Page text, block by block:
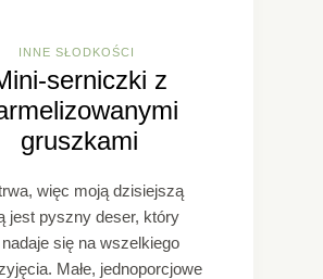
INNE SŁODKOŚCI
serniczki z
gruszkami
więc moją dzisiejszą
jest pyszny deser, który
się na wszelkiego
Małe, jednoporcjowe